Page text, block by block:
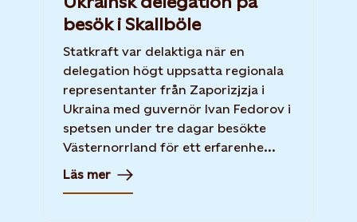
besök i Skallböle
Statkraft var delaktiga när en
delegation högt uppsatta regionala
representanter från Zaporizjzja i
Ukraina med guvernör Ivan Fedorov i
spetsen under tre dagar besökte
Västernorrland för ett erfarenhe...
Läs mer